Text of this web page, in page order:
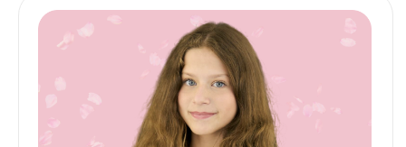
Участники мастер-класса
познакомятся с основами ухода за
кожей в зависимости от её типа
(жирная, сухая, комбинированная) и
узнают, как правильно очищать,
увлажнять и защищать кожу.
уходу за кожей, что является
основой красивого и здорового
макияжа.